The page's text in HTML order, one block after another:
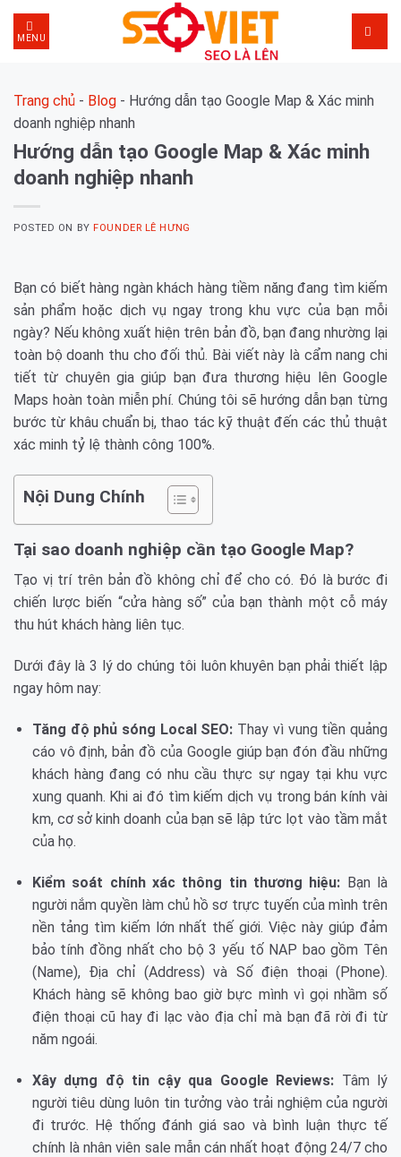
Skip
content
MENU
Trang chủ - Blog - Hướng dẫn tạo Google Map & Xác minh
doanh nghiệp nhanh
Hướng dẫn tạo Google Map & Xác minh
doanh nghiệp nhanh
POSTED ON BYFOUNDER LÊ HƯNG
Bạn có biết hàng ngàn khách hàng tiềm năng đang tìm kiếm
sản phẩm hoặc dịch vụ ngay trong khu vực của bạn mỗi
ngày? Nếu không xuất hiện trên bản đồ, bạn đang nhường lại
toàn bộ doanh thu cho đối thủ. Bài viết này là cẩm nang chi
tiết từ chuyên gia giúp bạn đưa thương hiệu lên Google
Maps hoàn toàn miễn phí. Chúng tôi sẽ hướng dẫn bạn từng
bước từ khâu chuẩn bị, thao tác kỹ thuật đến các thủ thuật
xác minh tỷ lệ thành công 100%.
Nội Dung Chính
Tại sao doanh nghiệp cần tạo Google Map?
Tạo vị trí trên bản đồ không chỉ để cho có. Đó là bước đi
chiến lược biến “cửa hàng số” của bạn thành một cỗ máy
thu hút khách hàng liên tục.
Dưới đây là 3 lý do chúng tôi luôn khuyên bạn phải thiết lập
ngay hôm nay:
Tăng độ phủ sóng Local SEO: Thay vì vung tiền quảng
cáo vô định, bản đồ của Google giúp bạn đón đầu những
khách hàng đang có nhu cầu thực sự ngay tại khu vực
xung quanh. Khi ai đó tìm kiếm dịch vụ trong bán kính vài
km, cơ sở kinh doanh của bạn sẽ lập tức lọt vào tầm mắt
của họ.
Kiểm soát chính xác thông tin thương hiệu: Bạn là
người nắm quyền làm chủ hồ sơ trực tuyến của mình trên
nền tảng tìm kiếm lớn nhất thế giới. Việc này giúp đảm
bảo tính đồng nhất cho bộ 3 yếu tố NAP bao gồm Tên
(Name), Địa chỉ (Address) và Số điện thoại (Phone).
Khách hàng sẽ không bao giờ bực mình vì gọi nhầm số
điện thoại cũ hay đi lạc vào địa chỉ mà bạn đã rời đi từ
năm ngoái.
Xây dựng độ tin cậy qua Google Reviews: Tâm lý
người tiêu dùng luôn tin tưởng vào trải nghiệm của người
đi trước. Hệ thống đánh giá sao và bình luận thực tế
chính là nhân viên sale mẫn cán nhất hoạt động 24/7 cho